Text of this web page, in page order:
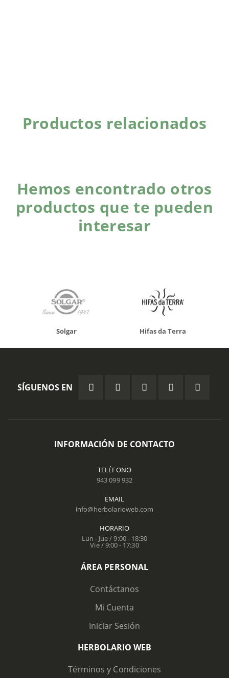
Productos relacionados
Hemos encontrado otros
productos que te pueden
interesar
Solgar Hifas da Terra
SÍGUENOS EN
INFORMACIÓN DE CONTACTO
TELÉFONO
943 099 932
EMAIL
info@herbolarioweb.com
HORARIO
Lun - Jue / 9:00 - 18:30
Vie / 9:00 - 17:30
ÁREA PERSONAL
Contáctanos
Mi Cuenta
Iniciar Sesión
HERBOLARIO WEB
Términos y Condiciones